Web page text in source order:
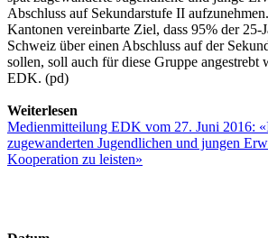
Abschluss auf Sekundarstufe II
Kantonen vereinbarte Ziel, dass 95% der 25-
Schweiz über einen Abschluss auf der
sollen, soll auch für diese Gruppe angestrebt
EDK. (pd)
Weiterlesen
Medienmitteilung EDK vom 27. Juni 2016:
zugewanderten Jugendlichen und jungen
Kooperation zu leisten»